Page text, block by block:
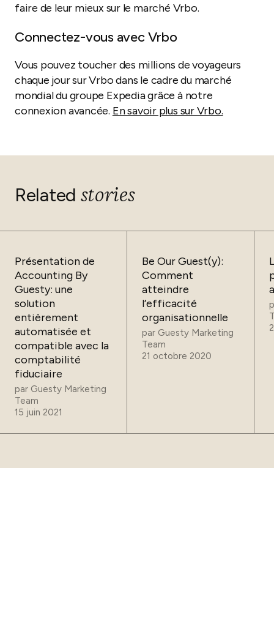
faire de leur mieux sur le marché Vrbo.
Connectez-vous avec Vrbo
Vous pouvez toucher des millions de voyageurs
chaque jour sur Vrbo dans le cadre du marché
mondial du groupe Expedia grâce à notre
connexion avancée. En savoir plus sur Vrbo.
Related stories
Présentation de
Accounting By
Guesty: une
solution
entièrement
automatisée et
compatible avec la
comptabilité
fiduciaire
par Guesty Marketing
Team
15 juin 2021
Be Our Guest(y):
Comment
atteindre
l’efficacité
organisationnelle
par Guesty Marketing
Team
21 octobre 2020